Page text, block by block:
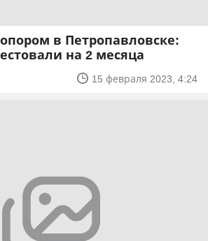
в Петропавловске:
на 2 месяца
15 февраля 2023, 4:24